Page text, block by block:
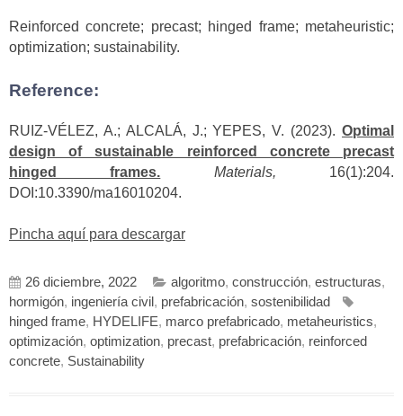
Reinforced concrete; precast; hinged frame; metaheuristic;
optimization; sustainability.
Reference:
RUIZ-VÉLEZ, A.; ALCALÁ, J.; YEPES, V. (2023). Optimal
design of sustainable reinforced concrete precast
hinged frames.
Materials, 16(1):204.
DOI:10.3390/ma16010204.
Pincha aquí para descargar
26 diciembre, 2022 algoritmo, construcción, estructuras,
hormigón, ingeniería civil , prefabricación, sostenibilidad
hinged frame, HYDELIFE, marco prefabricado, metaheuristics,
optimización, optimization, precast, prefabricación, reinforced
concrete, Sustainability